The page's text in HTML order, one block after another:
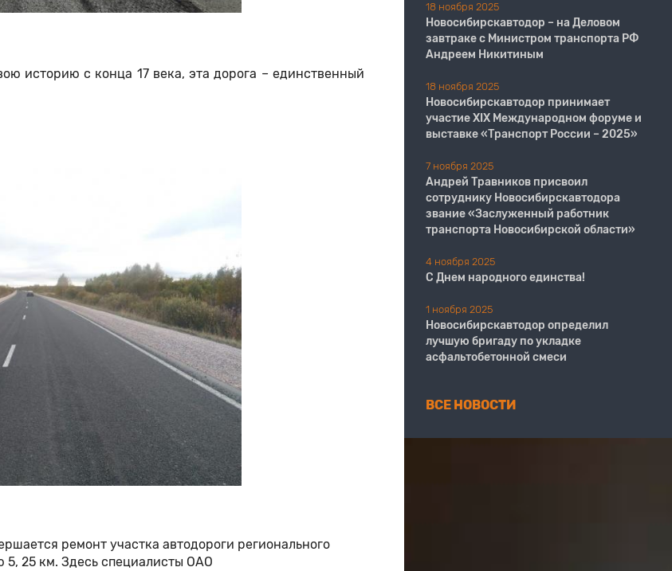
историю с конца 17 века, эта дорога – единственный
ремонт участка автодороги регионального
25 км. Здесь специалисты ОАО
18 ноября 2025
Новосибирскавтодор – на Деловом
завтраке с Министром транспорта РФ
Андреем Никитиным
18 ноября 2025
Новосибирскавтодор принимает
участие XIX Международном форуме и
выставке «Транспорт России – 2025»
7 ноября 2025
Андрей Травников присвоил
сотруднику Новосибирскавтодора
звание «Заслуженный работник
транспорта Новосибирской области»
4 ноября 2025
С Днем народного единства!
1 ноября 2025
Новосибирскавтодор определил
лучшую бригаду по укладке
асфальтобетонной смеси
ВСЕ НОВОСТИ